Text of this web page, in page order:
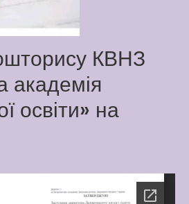
Latter match class
New Friends Everyday at
КВНЗ
академія
освіти» на